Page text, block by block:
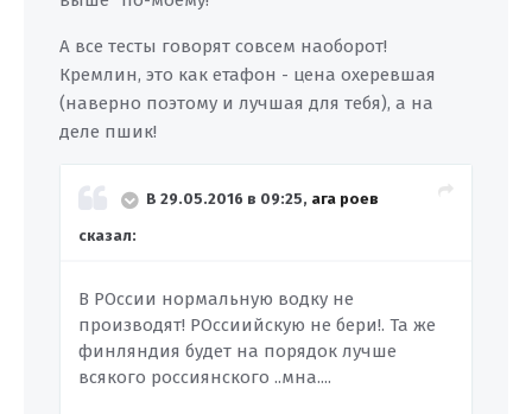
А все тесты говорят совсем наоборот!
Кремлин, это как етафон - цена охеревшая
(наверно поэтому и лучшая для тебя), а на
деле пшик!
В 29.05.2016 в 09:25, ага роев
сказал:
В РОссии нормальную водку не
производят! РОссиийскую не бери!. Та же
финляндия будет на порядок лучше
всякого россиянского ..мна....